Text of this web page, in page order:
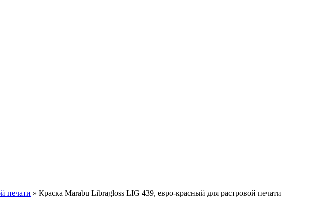
печати » Краска Маrabu Libragloss LIG 439, евро-красный для растровой печати